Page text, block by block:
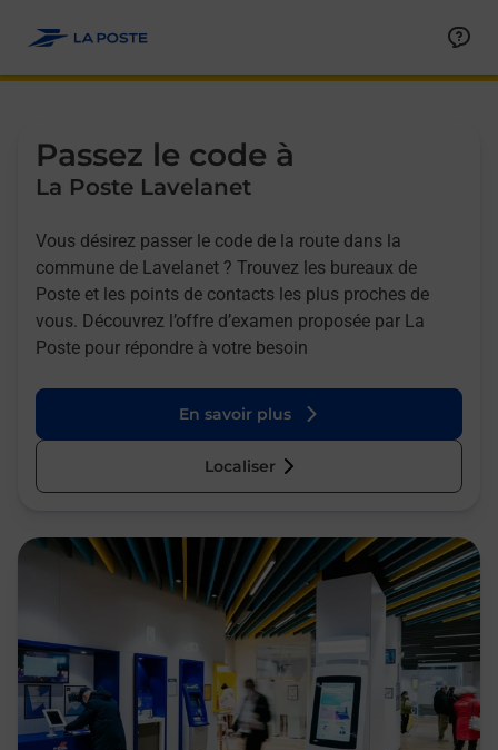
Passez le code à
La Poste Lavelanet
Vous désirez passer le code de la route dans la
commune de Lavelanet ? Trouvez les bureaux de
Poste et les points de contacts les plus proches de
vous. Découvrez l’offre d’examen proposée par La
Poste pour répondre à votre besoin
En savoir plus
Localiser